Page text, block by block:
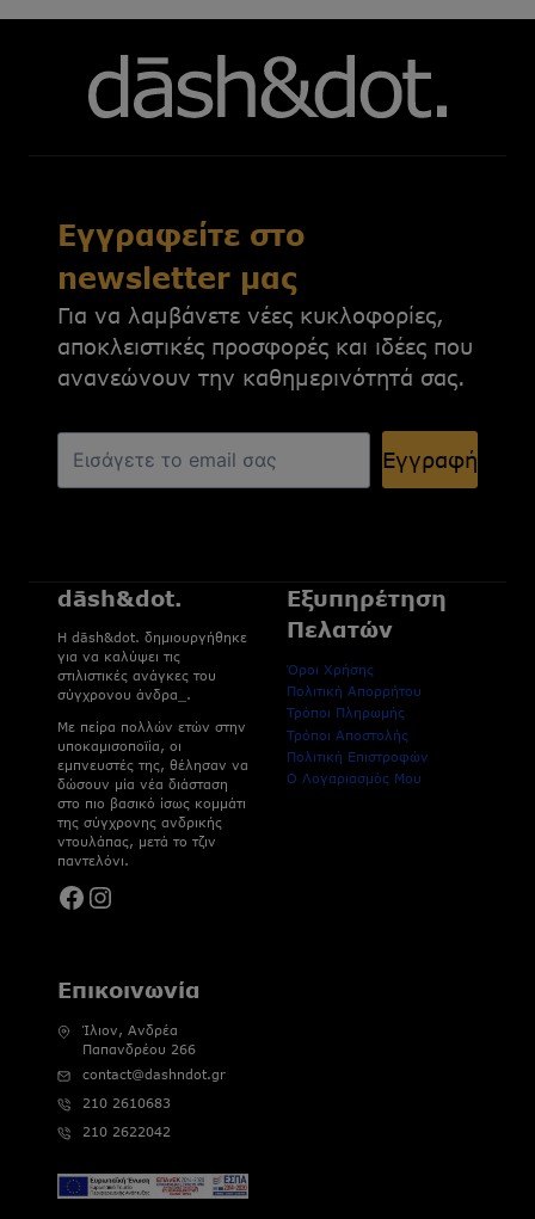
Εγγραφείτε στο
newsletter μας
Για να λαμβάνετε νέες κυκλοφορίες,
αποκλειστικές προσφορές και ιδέες που
ανανεώνουν την καθημερινότητά σας.
Εγγραφή
dāsh&dot.
H dāsh&dot. δημιουργήθηκε
για να καλύψει τις
στιλιστικές ανάγκες του
σύγχρονου άνδρα_.
Με πείρα πολλών ετών στην
υποκαμισοποϊία, οι
εμπνευστές της, θέλησαν να
δώσουν μία νέα διάσταση
στο πιο βασικό ίσως κομμάτι
της σύγχρονης ανδρικής
ντουλάπας, μετά το τζιν
παντελόνι.
Facebook
Instagram
Εξυπηρέτηση
Πελατών
Όροι Χρήσης
Πολιτική Απορρήτου
Τρόποι Πληρωμής
Τρόποι Αποστολής
Πολιτική Επιστροφών
Ο Λογαριασμός Μου
Επικοινωνία
Ίλιον, Ανδρέα
Παπανδρέου 266
contact@dashndot.gr
210 2610683
210 2622042